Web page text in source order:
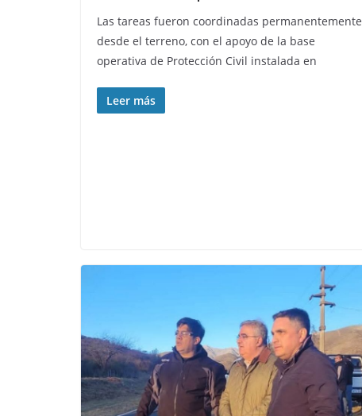
Las tareas fueron coordinadas permanentemente
desde el terreno, con el apoyo de la base
operativa de Protección Civil instalada en
Leer más